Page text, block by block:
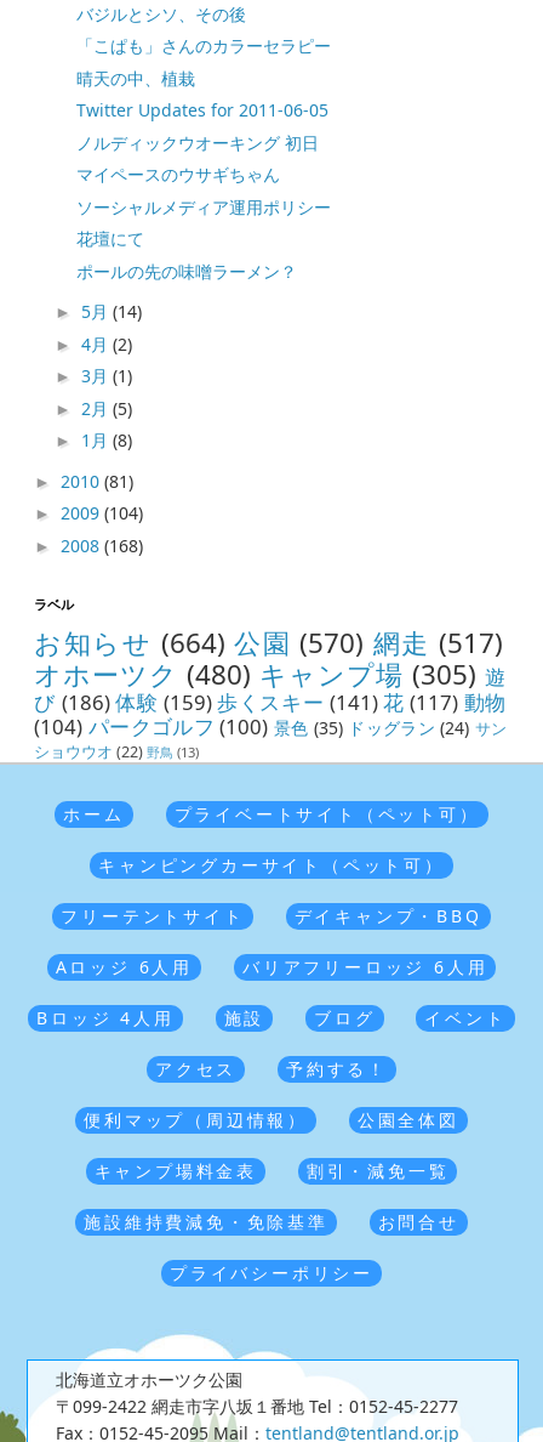
バジルとシソ、その後
「こぱも」さんのカラーセラピー
晴天の中、植栽
Twitter Updates for 2011-06-05
ノルディックウオーキング 初日
マイペースのウサギちゃん
ソーシャルメディア運用ポリシー
花壇にて
ポールの先の味噌ラーメン？
► 5月(14)
►4月(2)
►3月(1)
► 2月(5)
► 1月(8)
► 2010(81)
►2009(104)
► 2008(168)
ラベル
お知らせ (664) 公園 (570) 網走 (517)
オホーツク (480) キャンプ場 (305) 遊
び (186)体験 (159)歩くスキー (141)花 (117) 動物
(104) パークゴルフ (100) 景色 (35) ドッグラン (24) サン
ショウウオ (22) 野鳥 (13)
ホーム プライベートサイト（ペット可）
キャンピングカーサイト（ペット可）
フリーテントサイト デイキャンプ・BBQ
Aロッジ 6人用 バリアフリーロッジ 6人用
Bロッジ 4人用 施設 ブログ イベント
アクセス 予約する！
便利マップ（周辺情報） 公園全体図
キャンプ場料金表 割引・減免一覧
施設維持費減免・免除基準 お問合せ
プライバシーポリシー
北海道立オホーツク公園
〒099-2422 網走市字八坂１番地 Tel：0152-45-2277
Fax：0152-45-2095Mail： tentland@tentland.or.jp